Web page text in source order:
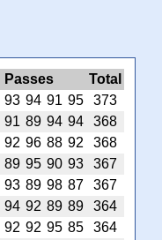
Passes
Total
93 94 91 95
373
91 89 94 94
368
92 96 88 92
368
89 95 90 93
367
93 89 98 87
367
94 92 89 89
364
92 92 95 85
364